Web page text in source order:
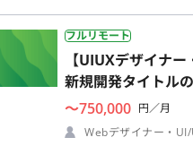
フルリモート
【UIUXデザイナ
新規開発タイトル
〜750,000 円／月
Webデザイナー・